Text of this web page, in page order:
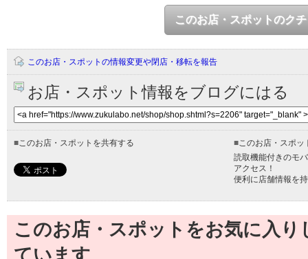
このお店・スポットのク
このお店・スポットの情報変更や閉店・移転を報告
お店・スポット情報をブログにはる
■このお店・スポットを共有する ■このお店・スポッ
読取機能付きのモ
アクセス！
便利に店舗情報を
このお店・スポットをお気に入
ています